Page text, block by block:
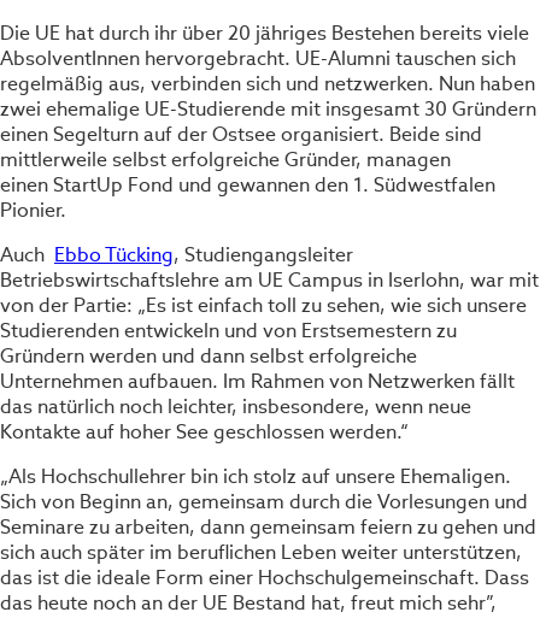
Die UE hat durch ihr über 20 jähriges Bestehen bereits viele
AbsolventInnen hervorgebracht. UE-Alumni tauschen sich
regelmäßig aus, verbinden sich und netzwerken. Nun haben
zwei ehemalige UE-Studierende mit insgesamt 30 Gründern
einen Segelturn auf der Ostsee organisiert. Beide sind
mittlerweile selbst erfolgreiche Gründer, managen
einen StartUp Fond und gewannen den 1. Südwestfalen
Pionier.
Auch Ebbo Tücking, Studiengangsleiter
Betriebswirtschaftslehre am UE Campus in Iserlohn, war mit
von der Partie: „Es ist einfach toll zu sehen, wie sich unsere
Studierenden entwickeln und von Erstsemestern zu
Gründern werden und dann selbst erfolgreiche
Unternehmen aufbauen. Im Rahmen von Netzwerken fällt
das natürlich noch leichter, insbesondere, wenn neue
Kontakte auf hoher See geschlossen werden.“
„Als Hochschullehrer bin ich stolz auf unsere Ehemaligen.
Sich von Beginn an, gemeinsam durch die Vorlesungen und
Seminare zu arbeiten, dann gemeinsam feiern zu gehen und
sich auch später im beruflichen Leben weiter unterstützen,
das ist die ideale Form einer Hochschulgemeinschaft. Dass
das heute noch an der UE Bestand hat, freut mich sehr”,